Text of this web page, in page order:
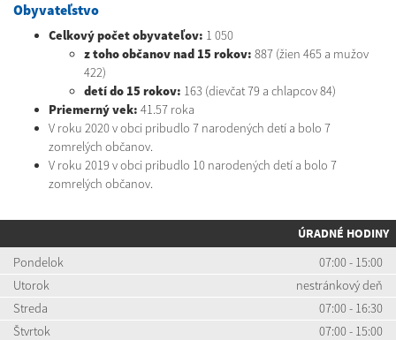
Obyvateľstvo
Celkový počet obyvateľov: 1 050
z toho občanov nad 15 rokov: 887 (žien 465 a mužov
422)
detí do 15 rokov: 163 (dievčat 79 a chlapcov 84)
Priemerný vek: 41.57 roka
V roku 2020 v obci pribudlo 7 narodených detí a bolo 7
zomrelých občanov.
V roku 2019 v obci pribudlo 10 narodených detí a bolo 7
zomrelých občanov.
ÚRADNÉ HODINY
Pondelok
07:00 - 15:00
Utorok
nestránkový deň
Streda
07:00 - 16:30
Štvrtok
07:00 - 15:00